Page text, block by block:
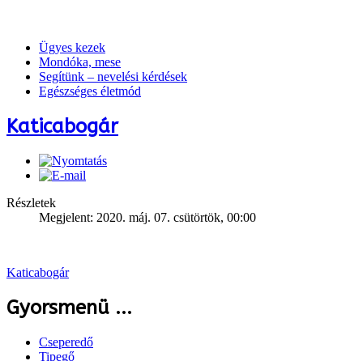
Ügyes kezek
Mondóka, mese
Segítünk – nevelési kérdések
Egészséges életmód
Katicabogár
Részletek
Megjelent: 2020. máj. 07. csütörtök, 00:00
Katicabogár
Gyorsmenü ...
Cseperedő
Tipegő